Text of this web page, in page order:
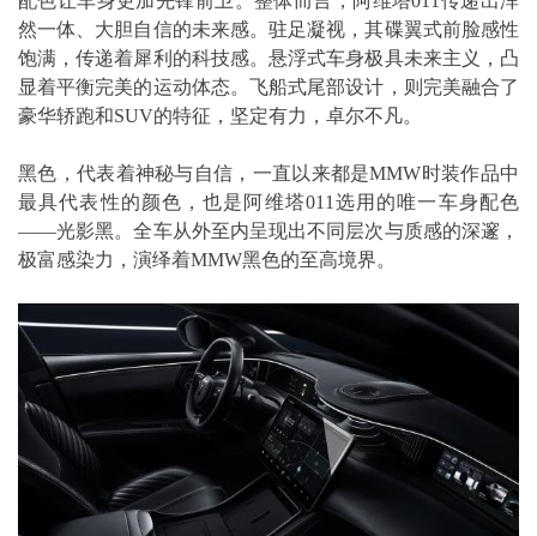
然一体、大胆自信的未来感。驻足凝视，其碟翼式前脸感性
饱满，传递着犀利的科技感。悬浮式车身极具未来主义，凸
显着平衡完美的运动体态。飞船式尾部设计，则完美融合了
豪华轿跑和SUV的特征，坚定有力，卓尔不凡。
黑色，代表着神秘与自信，一直以来都是MMW时装作品中
最具代表性的颜色，也是阿维塔011选用的唯一车身配色
——光影黑。全车从外至内呈现出不同层次与质感的深邃，
极富感染力，演绎着MMW黑色的至高境界。